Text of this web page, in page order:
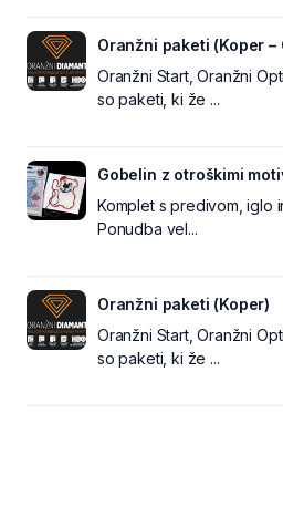
Oranžni paketi (Koper
Oranžni Start, Oranžni
so paketi, ki že ...
Gobelin z otroškimi
Komplet s predivom, iglo
Ponudba vel...
Oranžni paketi (Koper)
Oranžni Start, Oranžni
so paketi, ki že ...